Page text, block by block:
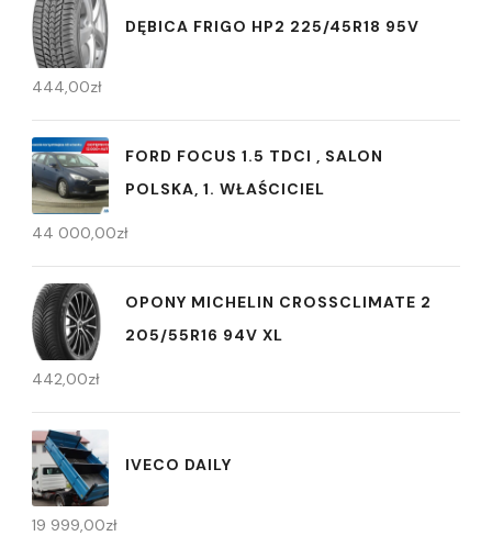
DĘBICA FRIGO HP2 225/45R18 95V
444,00zł
FORD FOCUS 1.5 TDCI , SALON
POLSKA, 1. WŁAŚCICIEL
44 000,00zł
OPONY MICHELIN CROSSCLIMATE 2
205/55R16 94V XL
442,00zł
IVECO DAILY
19 999,00zł